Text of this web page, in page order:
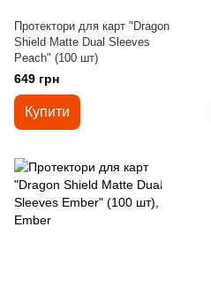
Протектори для карт "Dragon
Shield Matte Dual Sleeves
Peach" (100 шт)
649 грн
Купити